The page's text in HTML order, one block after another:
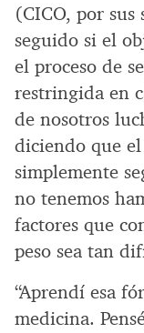
(CICO, por
seguido si el
el proceso de
restringida en
de nosotros
diciendo que
simplemente
no tenemos
factores que
peso sea tan
“Aprendí esa
medicina.